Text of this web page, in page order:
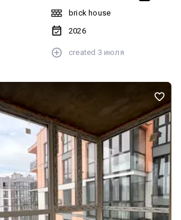
brick house
2026
created 3 июля